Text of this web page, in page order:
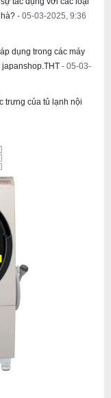
- 05-03-2025, 9:36
dụng trong các máy
japanshop.THT - 05-03-
trưng của tủ lạnh nội